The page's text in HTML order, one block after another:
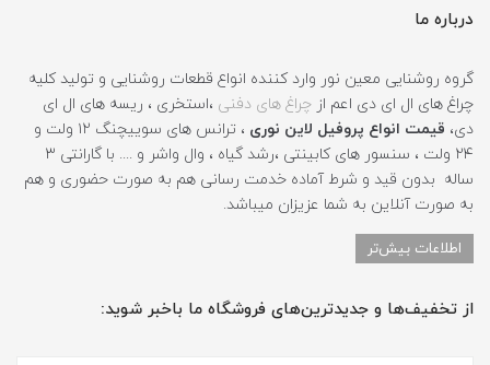
درباره ما
گروه روشنایی معین نور وارد کننده انواع قطعات روشنایی و تولید کلیه
چراغ های ال ای دی اعم از چراغ های دفنی ،استخری ، ریسه های ال ای
دی، قیمت انواع پروفیل لاین نوری
، ترانس های سوییچنگ ۱۲ ولت و
۲۴ ولت ، سنسور های کابینتی ،رشد گیاه ، وال واشر و .... با گارانتی ۳
ساله بدون قید و شرط آماده خدمت رسانی هم به صورت حضوری و هم
به صورت آنلاین به شما عزیزان میباشد.
اطلاعات بیش‌تر
از تخفیف‌ها و جدیدترین‌های فروشگاه ما باخبر شوید: